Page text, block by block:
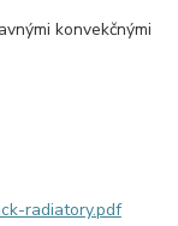
konvekčnými
radiatory.pdf